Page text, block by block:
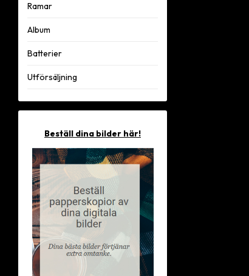
Ramar
Album
Batterier
Utförsäljning
Beställ dina bilder här!